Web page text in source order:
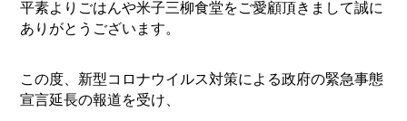
平素よりごはんや米子三柳食堂をご愛顧頂きまして誠に
ありがとうございます。
この度、新型コロナウイルス対策による政府の緊急事態
宣言延長の報道を受け、